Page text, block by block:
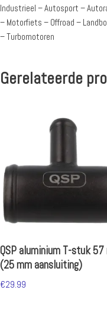
Industrieel – Autosport –
– Motorfiets – Offroad –
– Turbomotoren
Gerelateerde
QSP aluminium T-stuk 57
(25 mm aansluiting)
€29.99